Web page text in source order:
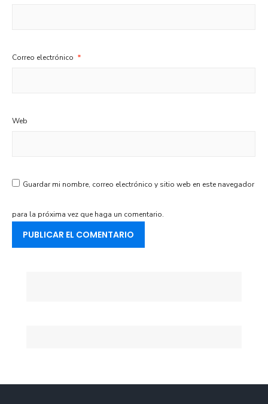
Correo electrónico *
Web
Guardar mi nombre, correo electrónico y sitio web en este navegador
para la próxima vez que haga un comentario.